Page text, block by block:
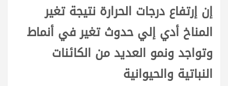
إن إرتفاع درجات الحرارة نتيجة تغير
المناخ أدي إلي حدوث تغير في أنماط
وتواجد ونمو العديد من الكائنات
النباتية والحيوانية